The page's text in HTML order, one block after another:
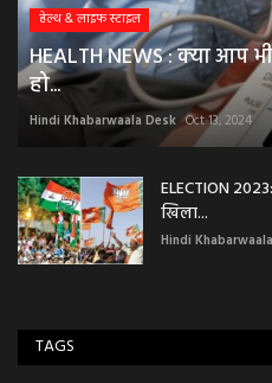
हेल्थ & लाइफ स्टाइल
HEALTH NEWS : क्या आप
हो...
Hindi Khabarwaala Desk Oct 13, 2024
ELECTION
खिला...
Hindi
TAGS